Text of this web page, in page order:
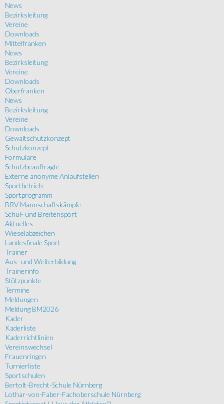
News
Bezirksleitung
Vereine
Downloads
Mittelfranken
News
Bezirksleitung
Vereine
Downloads
Oberfranken
News
Bezirksleitung
Vereine
Downloads
Gewaltschutzkonzept
Schutzkonzept
Formulare
Schutzbeauftragte
Externe anonyme Anlaufstellen
Sportbetrieb
Sportprogramm
BRV Mannschaftskämpfe
Schul- und Breitensport
Aktuelles
Wieselabzeichen
Landesfinale Sport
Trainer
Aus- und Weiterbildung
Trainerinfo
Stützpunkte
Termine
Meldungen
Meldung BM2026
Kader
Kaderliste
Kaderrichtlinien
Vereinswechsel
Frauenringen
Turnierliste
Sportschulen
Bertolt-Brecht-Schule Nürnberg
Lothar-von-Faber-Fachoberschule Nürnberg